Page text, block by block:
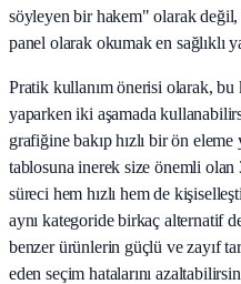
söyleyen bir hakem" olarak
panel olarak okumak en sağlıklı
Pratik kullanım önerisi olarak, bu
yaparken iki aşamada
grafiğine bakıp hızlı bir ön
tablosuna inerek size önemli
süreci hem hızlı hem de
aynı kategoride birkaç alternatif
benzer ürünlerin güçlü ve zayıf
eden seçim hatalarını